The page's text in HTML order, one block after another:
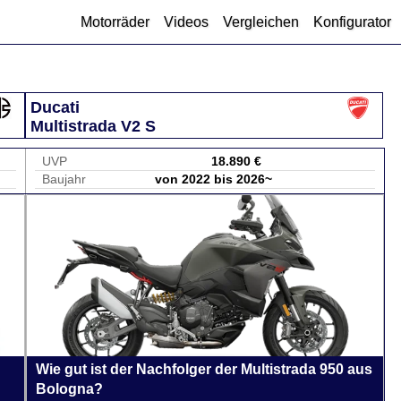
Motorräder Videos Vergleichen Konfigurator
Ducati
Multistrada V2 S
UVP
18.890 €
Baujahr
von 2022 bis 2026~
Wie gut ist der Nachfolger der Multistrada 950 aus
Bologna?